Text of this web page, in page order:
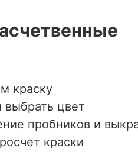
краску
цвет
пробников и
краски